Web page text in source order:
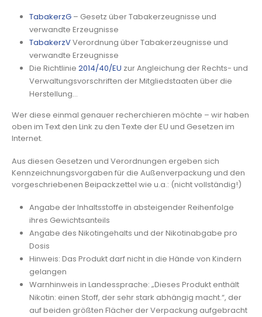
TabakerzG– Gesetz über Tabakerzeugnisse und
verwandte Erzeugnisse
TabakerzVVerordnung über Tabakerzeugnisse und
verwandte Erzeugnisse
Die Richtlinie 2014/40/EU zur Angleichung der Rechts- und
Verwaltungsvorschriften der Mitgliedstaaten über die
Herstellung…
Wer diese einmal genauer recherchieren möchte – wir haben
oben im Text den Link zu den Texte der EU und Gesetzen im
Internet.
Aus diesen Gesetzen und Verordnungen ergeben sich
Kennzeichnungsvorgaben für die Außenverpackung und den
vorgeschriebenen Beipackzettel wie u.a.: (nicht vollständig!)
Angabe der Inhaltsstoffe in absteigender Reihenfolge
ihres Gewichtsanteils
Angabe des Nikotingehalts und der Nikotinabgabe pro
Dosis
Hinweis: Das Produkt darf nicht in die Hände von Kindern
gelangen
Warnhinweis in Landessprache: „Dieses Produkt enthält
Nikotin: einen Stoff, der sehr stark abhängig macht.“, der
auf beiden größten Flächer der Verpackung aufgebracht